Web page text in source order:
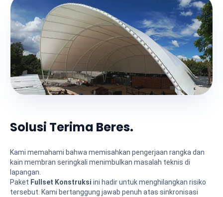
Solusi Terima Beres.
Kami memahami bahwa memisahkan pengerjaan rangka dan
kain membran seringkali menimbulkan masalah teknis di
lapangan.
Paket Fullset Konstruksi ini hadir untuk menghilangkan risiko
tersebut. Kami bertanggung jawab penuh atas sinkronisasi